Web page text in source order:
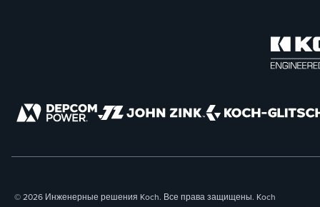
© 2026 Инженерные решения Koch. Все права защищены. Koch